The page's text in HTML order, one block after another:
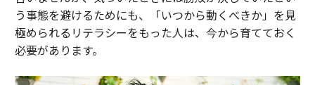
う事態を避けるためにも、「いつから動くべきか」を見
極められるリテラシーをもった人は、今から育てておく
必要があります。